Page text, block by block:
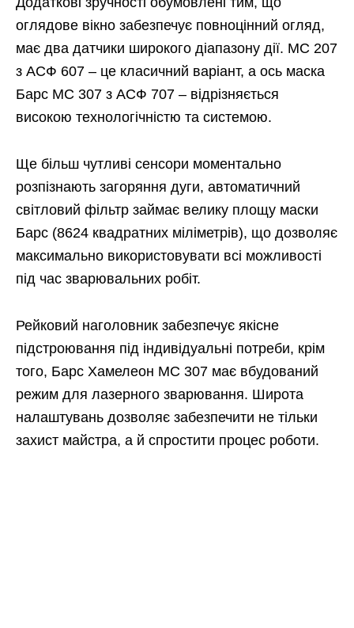
оглядове вікно забезпечує повноцінний огляд,
має два датчики широкого діапазону дії. МС 207
з АСФ 607 – це класичний варіант, а ось маска
Барс МС 307 з АСФ 707 – відрізняється
високою технологічністю та системою.
Ще більш чутливі сенсори моментально
розпізнають загоряння дуги, автоматичний
світловий фільтр займає велику площу маски
Барс (8624 квадратних міліметрів), що дозволяє
максимально використовувати всі можливості
під час зварювальних робіт.
Рейковий наголовник забезпечує якісне
підстроювання під індивідуальні потреби, крім
того, Барс Хамелеон МС 307 має вбудований
режим для лазерного зварювання. Широта
налаштувань дозволяє забезпечити не тільки
захист майстра, а й спростити процес роботи.